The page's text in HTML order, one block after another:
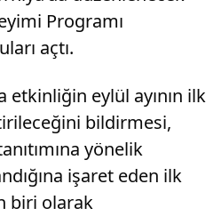
Programı
açtı.
etkinliğin eylül ayının ilk
bildirmesi,
yönelik
işaret eden ilk
biri olarak